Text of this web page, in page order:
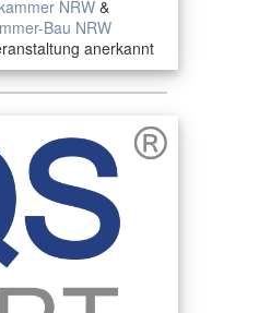
NRW&
Bau NRW
anerkannt